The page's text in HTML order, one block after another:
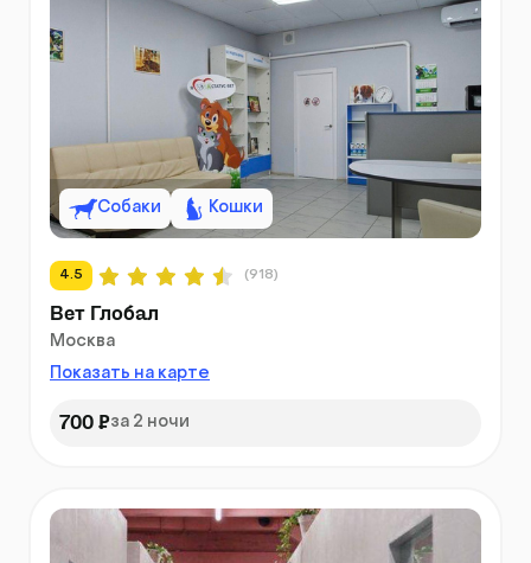
Собаки Кошки
4.5 (918)
Вет Глобал
Москва
Показать на карте
700 ₽за 2 ночи